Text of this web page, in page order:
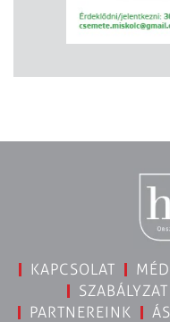
KAPCSOLAT
PARTNEREINK